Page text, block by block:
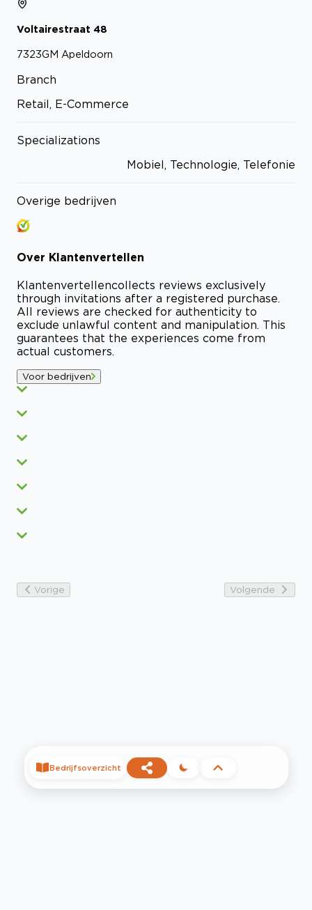
Voltairestraat 48
7323GM Apeldoorn
Branch
Retail, E-Commerce
Specializations
Mobiel, Technologie, Telefonie
Overige bedrijven
Over Klantenvertellen
Klantenvertellencollects reviews exclusively
through invitations after a registered purchase.
All reviews are checked for authenticity to
exclude unlawful content and manipulation. This
guarantees that the experiences come from
actual customers.
Voor bedrijven
Vorige Volgende
Bedrijfsoverzicht